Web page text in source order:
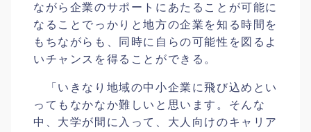
ながら企業のサポートにあたることが可能に
なることでっかりと地方の企業を知る時間を
もちながらも、同時に自らの可能性を図るよ
いチャンスを得ることができる。
「いきなり地域の中小企業に飛び込めとい
ってもなかなか難しいと思います。そんな
中、大学が間に入って、大人向けのキャリア